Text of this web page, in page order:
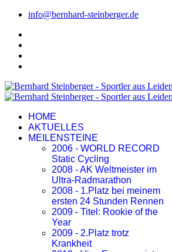
info@bernhard-steinberger.de
HOME
AKTUELLES
MEILENSTEINE
2006 - WORLD RECORD
Static Cycling
2008 - AK Weltmeister im
Ultra-Radmarathon
2008 - 1.Platz bei meinem
ersten 24 Stunden Rennen
2009 - Titel: Rookie of the
Year
2009 - 2.Platz trotz
Krankheit